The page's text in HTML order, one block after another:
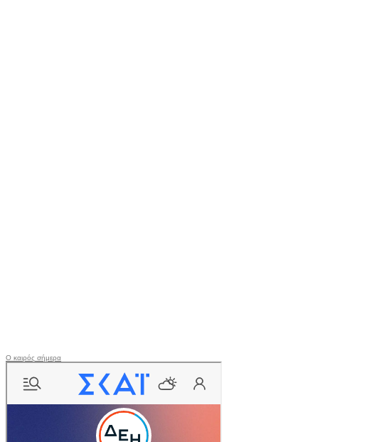
O καιρός σήμερα